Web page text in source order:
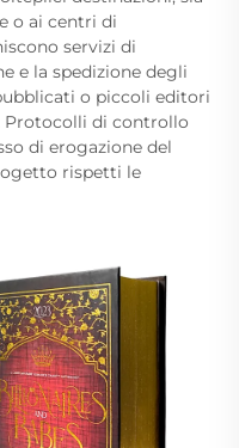
o ai centri di
servizi di
e la spedizione degli
o piccoli editori
di controllo
di erogazione del
rispetti le